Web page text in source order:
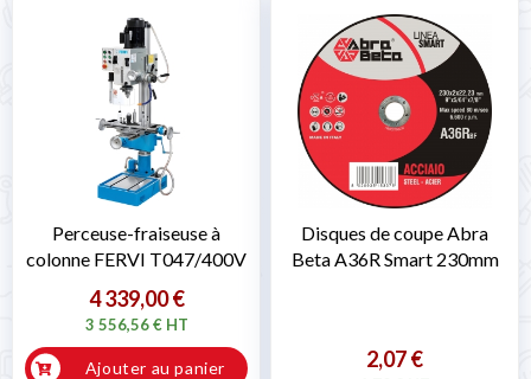
Perceuse-fraiseuse à
colonne FERVI T047/400V
4 339,00 €
3 556,56 € HT
Ajouter au panier
Disques de coupe Abra
Beta A36R Smart 230mm
2,07 €